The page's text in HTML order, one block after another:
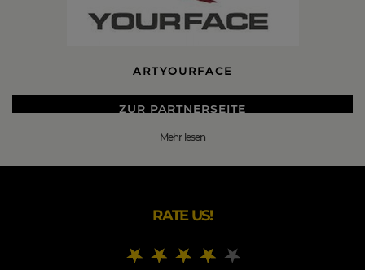
ARTYOURFACE
ZUR PARTNERSEITE
DEALS
der Tat. Wir sind alle ein wenig verrückt und heben uns
vom Herkömmlichen ab.
Wir sehen dort Möglichkeiten, wo andere niemals
Mehr lesen
RATE US!